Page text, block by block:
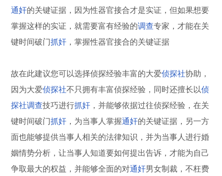
通奸的关键证据，因为性器官接合才是实证，但如果想要
掌握这样的实证，就需要富有经验的调查专家，才能在关
键时间破门抓奸 ，掌握性器官接合的关键证据
故在此建议您可以选择侦探经验丰富的大爱侦探社协助，
因为大爱侦探社不只拥有丰富侦探经验，同时还擅长以侦
探社调查技巧进行抓奸 ，并能够依据过往侦探经验，在关
键时间破门抓奸 ，为当事人掌握通奸的关键证据，另一方
面也能够提供当事人相关的法律知识，并为当事人进行婚
姻情势分析，让当事人知道要如何提出告诉，才能为自己
争取最大的权益，并能够全面的对通奸男女制裁，不枉费